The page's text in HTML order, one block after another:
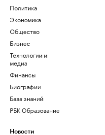
Политика
Экономика
Общество
Бизнес
Технологии и
медиа
Финансы
Биографии
База знаний
РБК Образование
Новости